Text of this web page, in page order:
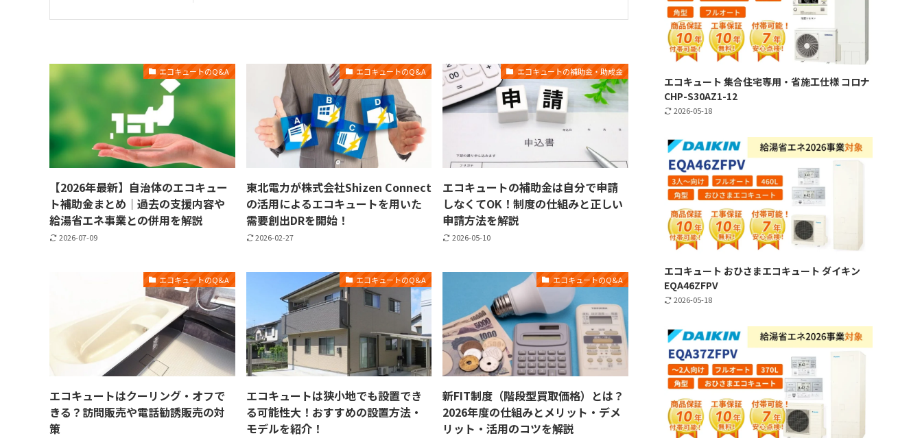
エコキュートのQ&A
【2026年最新】自治体のエコキュー
ト補助金まとめ｜過去の支援内容や
給湯省エネ事業との併用を解説
2026-07-09
エコキュートのQ&A
東北電力が株式会社Shizen Connect
の活用によるエコキュートを用いた
需要創出DRを開始！
2026-02-27
エコキュートの補助金・助成金
エコキュートの補助金は自分で申請
しなくてOK！制度の仕組みと正しい
申請方法を解説
2026-05-10
エコキュートのQ&A
エコキュートはクーリング・オフで
きる？訪問販売や電話勧誘販売の対
策
エコキュートのQ&A
エコキュートは狭小地でも設置でき
る可能性大！おすすめの設置方法・
モデルを紹介！
エコキュートのQ&A
新FIT制度（階段型買取価格）とは？
2026年度の仕組みとメリット・デメ
リット・活用のコツを解説
エコキュート 集合住宅専用・省施工仕様 コロナ
CHP-S30AZ1-12
2026-05-18
エコキュート おひさまエコキュート ダイキン
EQA46ZFPV
2026-05-18